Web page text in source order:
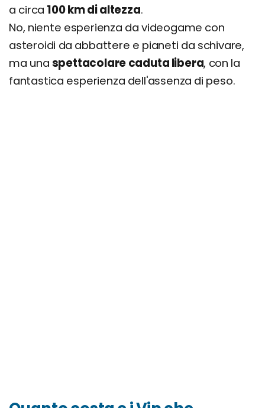
a circa 100 km di altezza.
No, niente esperienza da videogame con
asteroidi da abbattere e pianeti da schivare,
ma una spettacolare caduta libera, con la
fantastica esperienza dell'assenza di peso.